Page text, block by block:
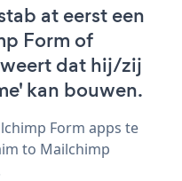
at eerst een
Form of
dat hij/zij
kan bouwen.
Form apps te
to Mailchimp